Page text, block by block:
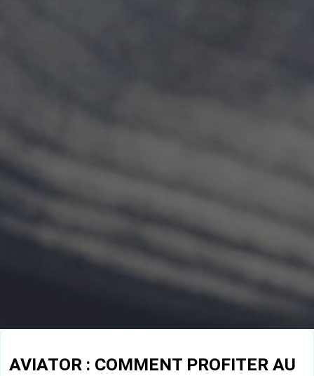
AVIATOR : COMMENT PROFITER AU